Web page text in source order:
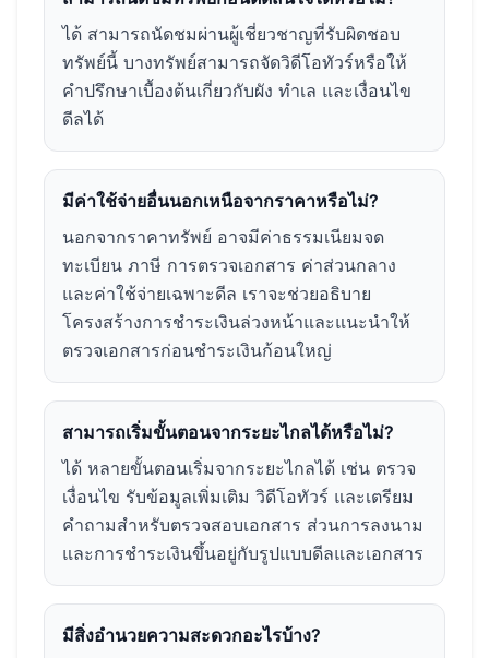
ได้ สามารถนัดชมผ่านผู้เชี่ยวชาญที่รับผิดชอบ
ทรัพย์นี้ บางทรัพย์สามารถจัดวิดีโอทัวร์หรือให้
คำปรึกษาเบื้องต้นเกี่ยวกับผัง ทำเล และเงื่อนไข
ดีลได้
มีค่าใช้จ่ายอื่นนอกเหนือจากราคาหรือไม่?
นอกจากราคาทรัพย์ อาจมีค่าธรรมเนียมจด
ทะเบียน ภาษี การตรวจเอกสาร ค่าส่วนกลาง
และค่าใช้จ่ายเฉพาะดีล เราจะช่วยอธิบาย
โครงสร้างการชำระเงินล่วงหน้าและแนะนำให้
ตรวจเอกสารก่อนชำระเงินก้อนใหญ่
สามารถเริ่มขั้นตอนจากระยะไกลได้หรือไม่?
ได้ หลายขั้นตอนเริ่มจากระยะไกลได้ เช่น ตรวจ
เงื่อนไข รับข้อมูลเพิ่มเติม วิดีโอทัวร์ และเตรียม
คำถามสำหรับตรวจสอบเอกสาร ส่วนการลงนาม
และการชำระเงินขึ้นอยู่กับรูปแบบดีลและเอกสาร
มีสิ่งอำนวยความสะดวกอะไรบ้าง?